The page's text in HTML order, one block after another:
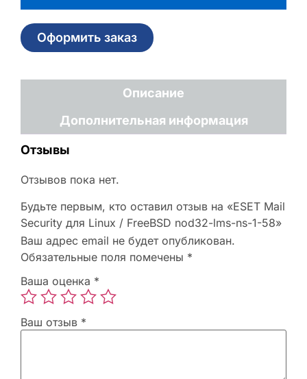
Оформить заказ
Описание
Дополнительная информация
Отзывы
Отзывов пока нет.
Будьте первым, кто оставил отзыв на «ESET Mail
Security для Linux / FreeBSD nod32-lms-ns-1-58»
Ваш адрес email не будет опубликован.
Обязательные поля помечены *
Ваша оценка *
Ваш отзыв *